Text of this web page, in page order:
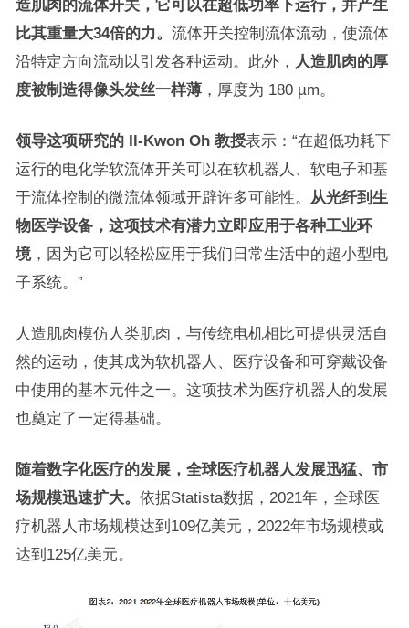
造肌肉的流体开关，它可以在超低功率下运行，并产生
比其重量大34倍的力。 流体开关控制流体流动，使流体
沿特定方向流动以引发各种运动。此外， 人造肌肉的厚
度被制造得像头发丝一样薄，厚度为 180 µm。
领导这项研究的 Il-Kwon Oh 教授表示：“在超低功耗下
运行的电化学软流体开关可以在软机器人、软电子和基
于流体控制的微流体领域开辟许多可能性。
从光纤到生
物医学设备，这项技术有潜力立即应用于各种工业环
境，因为它可以轻松应用于我们日常生活中的超小型电
子系统。”
人造肌肉模仿人类肌肉，与传统电机相比可提供灵活自
然的运动，使其成为软机器人、医疗设备和可穿戴设备
中使用的基本元件之一。这项技术为医疗机器人的发展
也奠定了一定得基础。
随着数字化医疗的发展，全球医疗机器人发展迅猛、市
场规模迅速扩大。 依据Statista数据，2021年，全球医
疗机器人市场规模达到109亿美元，2022年市场规模或
达到125亿美元。